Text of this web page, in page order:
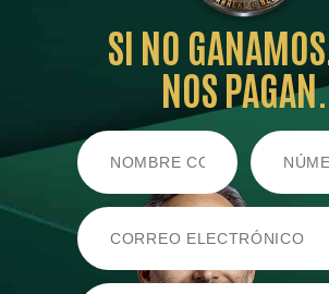
SI NO GANAMOS,
NOS PAGAN.